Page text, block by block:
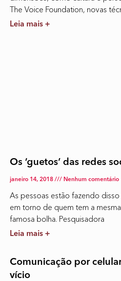
The Voice Foundation, novas
Leia mais +
Os ‘guetos’ das redes
janeiro 14, 2018 Nenhum comentário
As pessoas estão fazendo
em torno de quem tem a
famosa bolha. Pesquisadora
Leia mais +
Comunicação por
vício